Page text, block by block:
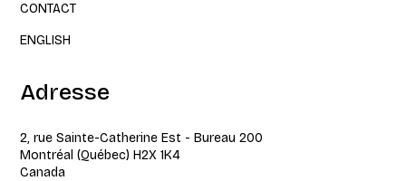
CONTACT
ENGLISH
Adresse
2, rue Sainte-Catherine Est - Bureau 200
Montréal (Québec) H2X 1K4
Canada